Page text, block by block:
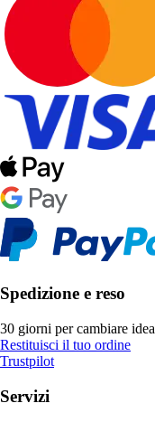
Spedizione e reso
30 giorni per cambiare idea
Restituisci il tuo ordine
Trustpilot
Servizi